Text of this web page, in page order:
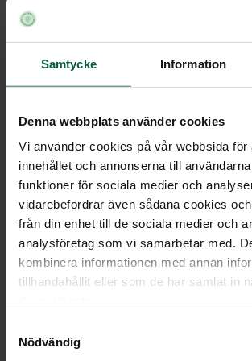
Samtycke Information
Denna webbplats använder cookies
Vi använder cookies på vår webbsida för
innehållet och annonserna till
funktioner för sociala medier och
vidarebefordrar även sådana cookies
från din enhet till de sociala medier och
analysföretag som vi samarbetar med.
kombinera informationen med annan
tillhandahållit eller som de har samlat in
Nödvändig
Val av ceremoni
Vi rekommenderar att du i
av begravningsceremoni. Om den
inte vara medlem i Svenska
annat religiöst samfund, är en
det naturligaste alternativet.
Vi har en lång och bred
typer av begravningar, både
och enligt olika religiösa
Ceremonivärd